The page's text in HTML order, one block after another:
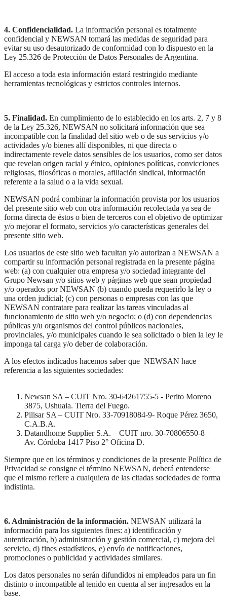
4. Confidencialidad. La información personal es totalmente
confidencial y NEWSAN tomará las medidas de seguridad para
evitar su uso desautorizado de conformidad con lo dispuesto en la
Ley 25.326 de Protección de Datos Personales de Argentina.
El acceso a toda esta información estará restringido mediante
herramientas tecnológicas y estrictos controles internos.
5. Finalidad. En cumplimiento de lo establecido en los arts. 2, 7 y 8
de la Ley 25.326, NEWSAN no solicitará información que sea
incompatible con la finalidad del sitio web o de sus servicios y/o
actividades y/o bienes allí disponibles, ni que directa o
indirectamente revele datos sensibles de los usuarios, como ser datos
que revelan origen racial y étnico, opiniones políticas, convicciones
religiosas, filosóficas o morales, afiliación sindical, información
referente a la salud o a la vida sexual.
NEWSAN podrá combinar la información provista por los usuarios
del presente sitio web con otra información recolectada ya sea de
forma directa de éstos o bien de terceros con el objetivo de optimizar
y/o mejorar el formato, servicios y/o características generales del
presente sitio web.
Los usuarios de este sitio web facultan y/o autorizan a NEWSAN a
compartir su información personal registrada en la presente página
web: (a) con cualquier otra empresa y/o sociedad integrante del
Grupo Newsan y/o sitios web y páginas web que sean propiedad
y/o operados por NEWSAN (b) cuando pueda requerirlo la ley o
una orden judicial; (c) con personas o empresas con las que
NEWSAN contratare para realizar las tareas vinculadas al
funcionamiento de sitio web y/o negocio; o (d) con dependencias
públicas y/u organismos del control públicos nacionales,
provinciales, y/o municipales cuando le sea solicitado o bien la ley le
imponga tal carga y/o deber de colaboración.
A los efectos indicados hacemos saber que NEWSAN hace
referencia a las siguientes sociedades:
Newsan SA – CUIT Nro. 30-64261755-5 - Perito Moreno
3875, Ushuaia. Tierra del Fuego.
Pilisar SA – CUIT Nro. 33-70918084-9- Roque Pérez 3650,
C.A.B.A.
Datandhome Supplier S.A. – CUIT nro. 30-70806550-8 –
Av. Córdoba 1417 Piso 2° Oficina D.
Siempre que en los términos y condiciones de la presente Política de
Privacidad se consigne el término NEWSAN, deberá entenderse
que el mismo refiere a cualquiera de las citadas sociedades de forma
indistinta.
6. Administración de la información. NEWSAN utilizará la
información para los siguientes fines: a) identificación y
autenticación, b) administración y gestión comercial, c) mejora del
servicio, d) fines estadísticos, e) envío de notificaciones,
promociones o publicidad y actividades similares.
Los datos personales no serán difundidos ni empleados para un fin
distinto o incompatible al tenido en cuenta al ser ingresados en la
base.